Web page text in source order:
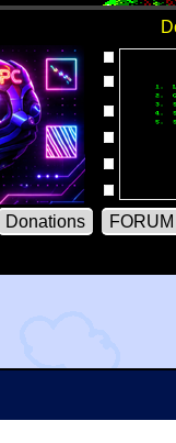
Donations
FORUM